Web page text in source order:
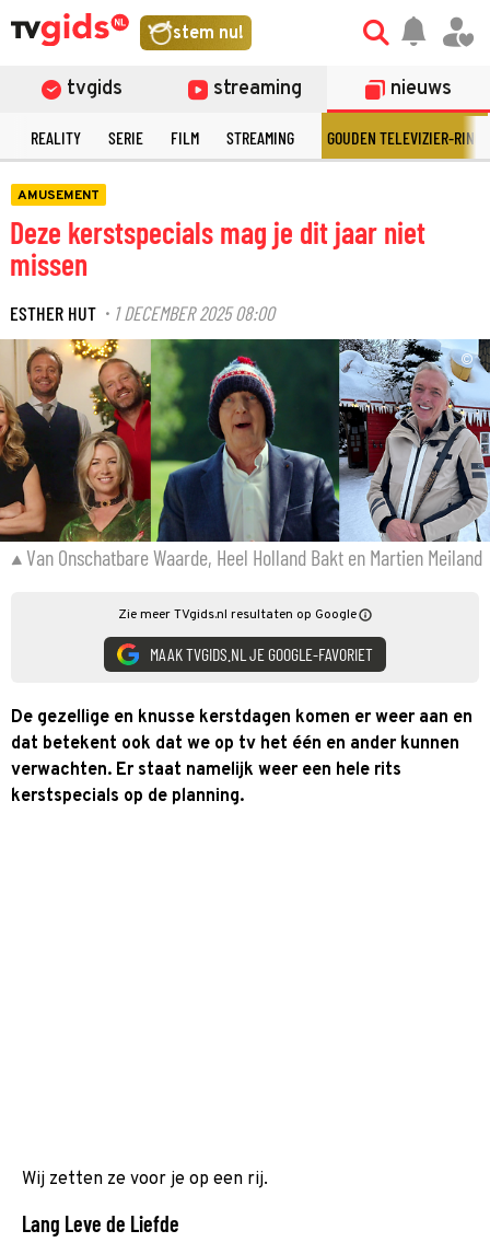
stem nu!
tvgids streaming nieuws
REALITY SERIE FILM STREAMING GOUDEN TELEVIZIER-RING
AMUSEMENT
Deze kerstspecials mag je dit jaar niet
missen
ESTHER HUT · 1 DECEMBER 2025 08:00
©
Van Onschatbare Waarde, Heel Holland Bakt en Martien Meiland
Zie meer TVgids.nl resultaten op Google
MAAK TVGIDS.NL JE GOOGLE-FAVORIET
De gezellige en knusse kerstdagen komen er weer aan en
dat betekent ook dat we op tv het één en ander kunnen
verwachten. Er staat namelijk weer een hele rits
kerstspecials op de planning.
Wij zetten ze voor je op een rij.
Lang Leve de Liefde